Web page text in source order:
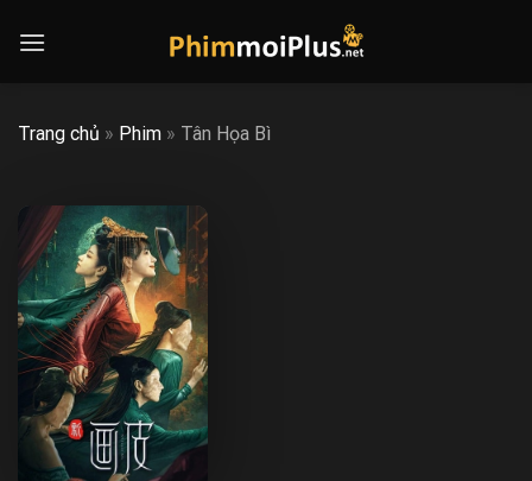
Trang chủ » Phim » Tân Họa Bì